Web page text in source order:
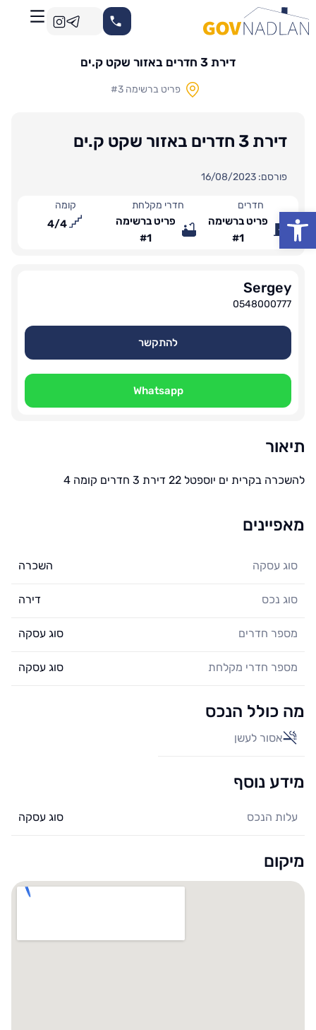
פתח סרגל נגישות
דירת 3 חדרים באזור שקט ק.ים
פריט ברשימה #3
דירת 3 חדרים באזור שקט ק.ים
פורסם: 16/08/2023
חדרים
פריט ברשימה
#1
חדרי מקלחת
פריט ברשימה
#1
קומה
4
/
4
Sergey
0548000777
להתקשר
Whatsapp
תיאור
להשכרה בקרית ים יוספטל 22 דירת 3 חדרים קומה 4
מאפיינים
סוג עסקה השכרה
סוג נכס דירה
מספר חדרים סוג עסקה
מספר חדרי מקלחת סוג עסקה
מה כולל הנכס
אסור לעשן
מידע נוסף
עלות הנכס סוג עסקה
מיקום